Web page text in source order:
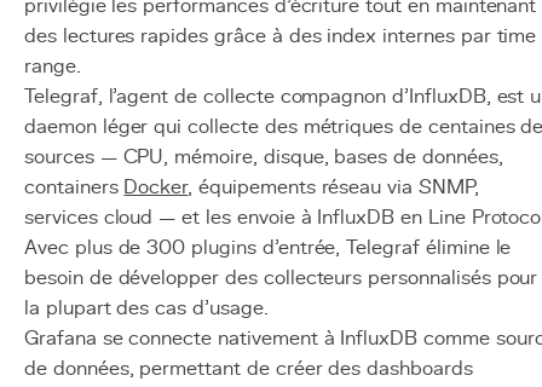
privilégie les performances d'écriture tout en maintenant
des lectures rapides grâce à des index internes par time
range.
Telegraf, l'agent de collecte compagnon d'InfluxDB, est
daemon léger qui collecte des métriques de centaines
sources — CPU, mémoire, disque, bases de données,
containers Docker, équipements réseau via SNMP,
services cloud — et les envoie à InfluxDB en Line
Avec plus de 300 plugins d'entrée, Telegraf élimine le
besoin de développer des collecteurs personnalisés pour
la plupart des cas d'usage.
Grafana se connecte nativement à InfluxDB comme
de données, permettant de créer des dashboards